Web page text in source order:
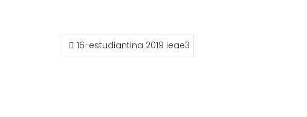
NAVEGACIÓN
DE16-estudiantina 2019 ieae3